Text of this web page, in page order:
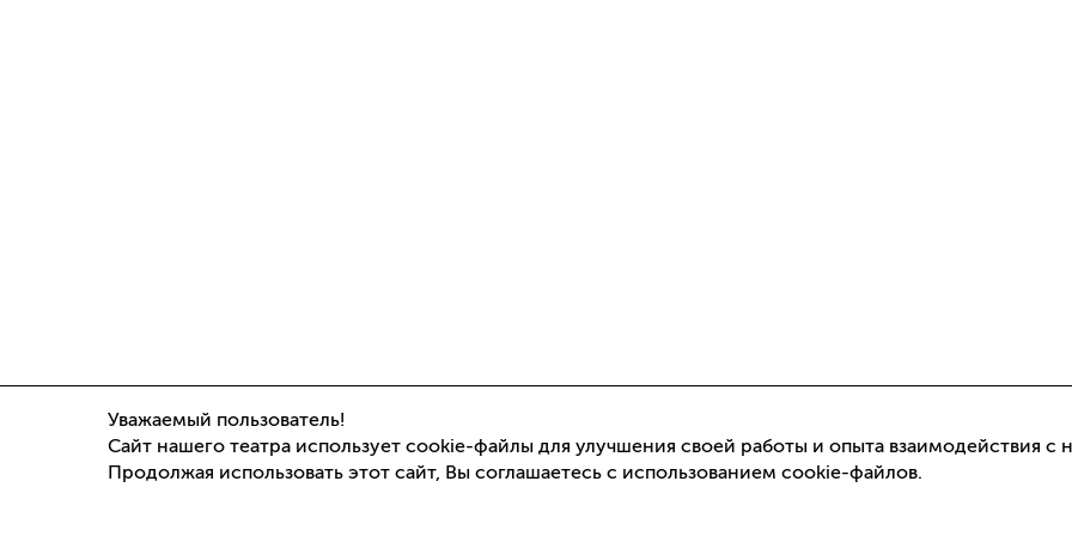
Уважаемый пользователь!
Сайт нашего театра использует cookie-файлы для улучшения своей работы и опыта взаимодействия с
Продолжая использовать этот сайт, Вы соглашаетесь с использованием cookie-файлов.